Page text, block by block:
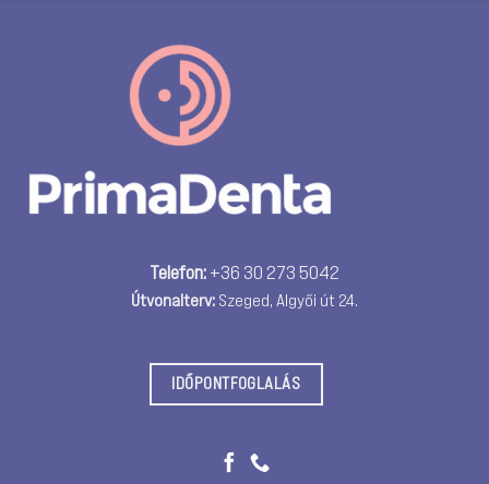
Telefon:+36 30 273 5042
Útvonalterv: Szeged, Algyői út 24.
IDŐPONTFOGLALÁS